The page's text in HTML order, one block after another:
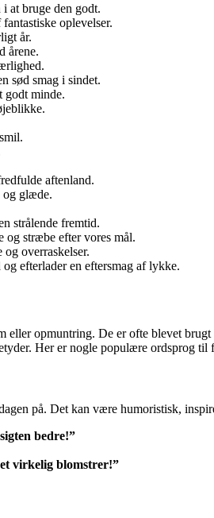
at bruge den godt.
oplevelser.
år.
årene.
sød smag i sindet.
godt minde.
aftenland.
og glæde.
strålende fremtid.
og stræbe efter vores mål.
overraskelser.
efterlader en eftersmag af lykke.
opmuntring. De er ofte blevet
Her er nogle populære ordsprog
på. Det kan være humoristisk,
bedre!”
virkelig blomstrer!”